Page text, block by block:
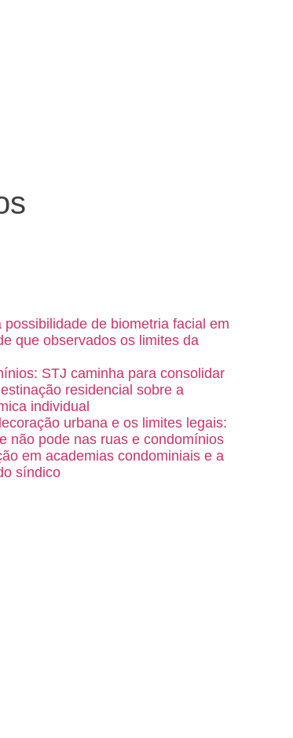
de biometria facial em
que observados os limites da
STJ caminha para consolidar
residencial sobre a
individual
urbana e os limites legais:
não pode nas ruas e condomínios
em academias condominiais e a
síndico